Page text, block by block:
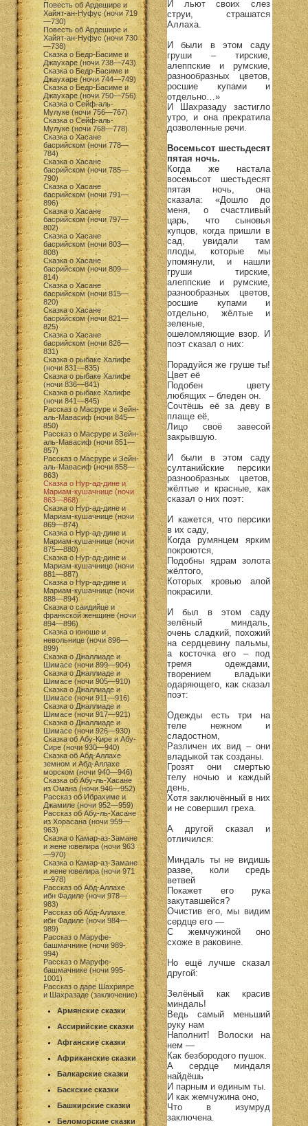
Повесть об Ардешире и
Хайят-ан-Нуфус (ночи 719
—730)
Повесть об Ардешире и
Хайят-ан-Нуфус (ночи 730
—738)
Сказка о Бедр-Басиме и
Джаухаре (ночи 738—743)
Сказка о Бедр-Басиме и
Джаухаре (ночи 744—749)
Сказка о Бедр-Басиме и
Джаухаре (ночи 750—756)
Сказка о Сейф-аль-
Мулуке (ночи 756—767)
Сказка о Сейф-аль-
Мулуке (ночи 768—778)
Сказка о Хасане
басрийском (ночи 778—
784)
Сказка о Хасане
басрийском (ночи 785—
790)
Сказка о Хасане
басрийском (ночи 791—
896)
Сказка о Хасане
басрийском (ночи 797—
802)
Сказка о Хасане
басрийском (ночи 803—
808)
Сказка о Хасане
басрийском (ночи 809—
814)
Сказка о Хасане
басрийском (ночи 815—
820)
Сказка о Хасане
басрийском (ночи 821—
825)
Сказка о Хасане
басрийском (ночи 826—
831)
Сказка о рыбаке Халифе
(ночи 831—835)
Сказка о рыбаке Халифе
(ночи 836—841)
Сказка о рыбаке Халифе
(ночи 841—845)
Рассказ о Масруре и Зейн-
аль-Мавасиф (ночи 845—
850)
Рассказ о Масруре и Зейн-
аль-Мавасиф (ночи 851—
857)
Рассказ о Масруре и Зейн-
аль-Мавасиф (ночи 858—
863)
Сказка о Нур-ад-дине и
Мариам-кушачнице (ночи
863—868)
Сказка о Нур-ад-дине и
Мариам-кушачнице (ночи
869—874)
Сказка о Нур-ад-дине и
Мариам-кушачнице (ночи
875—880)
Сказка о Нур-ад-дине и
Мариам-кушачнице (ночи
881—887)
Сказка о Нур-ад-дине и
Мариам-кушачнице (ночи
888—894)
Сказка о саидийце и
франкской женщине (ночи
894—896)
Сказка о юноше и
невольнице (ночи 896—
899)
Сказка о Джаллиаде и
Шимасе (ночи 899—904)
Сказка о Джаллиаде и
Шимасе (ночи 905—910)
Сказка о Джаллиаде и
Шимасе (ночи 911—916)
Сказка о Джаллиаде и
Шимасе (ночи 917—921)
Сказка о Джаллиаде и
Шимасе (ночи 926—930)
Сказка об Абу-Кире и Абу-
Сире (ночи 930—940)
Сказка об Абд-Аллахе
земном и Абд-Аллахе
морском (ночи 940—946)
Сказка об Абу-ль-Хасане
из Омана (ночи 946—952)
Рассказ об Ибрахиме и
Джамиле (ночи 952—959)
Рассказ об Абу-ль-Хасане
из Хорасана (ночи 959—
963)
Сказка о Камар-аз-Замане
и жене ювелира (ночи 963
—970)
Сказка о Камар-аз-Замане
и жене ювелира (ночи 971
—978)
Рассказ об Абд-Аллахе
ибн Фадиле (ночи 978—
983)
Рассказ об Абд-Аллахе
ибн Фадиле (ночи 984—
989)
Рассказ о Маруфе-
башмачнике (ночи 989-
994)
Рассказ о Маруфе-
башмачнике (ночи 995-
1001)
Рассказ о даре Шахрияре
и Шахразаде (заключение)
Армянские сказки
Ассирийские сказки
Афганские сказки
Африканские сказки
Балкарские сказки
Баскские сказки
Башкирские сказки
Беломорские сказки
И льют своих слез
струи, страшатся
Аллаха.
И были в этом саду
груши – тирские,
алеппские и румские,
разнообразных цветов,
росшие купами и
отдельно…»
И Шахразаду застигло
утро, и она прекратила
дозволенные речи.
Восемьсот шестьдесят
пятая ночь.
Когда же настала
восемьсот шестьдесят
пятая ночь, она
сказала: «Дошло до
меня, о счастливый
царь, что сыновья
купцов, когда пришли в
сад, увидали там
плоды, которые мы
упомянули, и нашли
груши тирские,
алеппские и румские,
разнообразных цветов,
росшие купами и
отдельно, жёлтые и
зеленые,
ошеломляющие взор. И
поэт сказал о них:
Порадуйся же груше ты!
Цвет её
Подобен цвету
любящих – бледен он.
Сочтёшь её за деву в
плаще её,
Лицо своё завесой
закрывшую.
И были в этом саду
султанийские персики
разнообразных цветов,
жёлтые и красные, как
сказал о них поэт:
И кажется, что персики
в их саду,
Когда румянцем ярким
покроются,
Подобны ядрам золота
жёлтого,
Которых кровью алой
покрасили.
И был в этом саду
зелёный миндаль,
очень сладкий, похожий
на сердцевину пальмы,
а косточка его – под
тремя одеждами,
творением владыки
одаряющего, как сказал
поэт:
Одежды есть три на
теле нежном и
сладостном,
Различен их вид – они
владыкой так созданы.
Грозят они смертью
телу ночью и каждый
день,
Хотя заключённый в них
и не совершил греха.
А другой сказал и
отличился:
Миндаль ты не видишь
разве, коли средь
ветвей
Покажет его рука
закутавшейся?
Очистив его, мы видим
сердце его —
С жемчужиной оно
схоже в раковине.
Но ещё лучше сказал
другой:
Зелёный как красив
миндаль!
Ведь самый меньший
руку нам
Наполнит! Волоски на
нем —
Как безбородого пушок.
А сердце миндаля
найдёшь
И парным и единым ты.
И как жемчужина оно,
Что в изумруд
заключена.